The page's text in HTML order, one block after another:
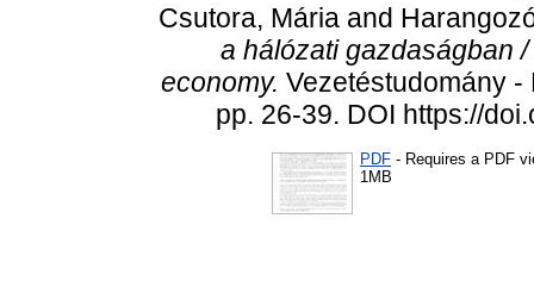
Csutora, Mária and
a hálózati gazdaságban
economy. Vezetéstudomány -
pp. 26-39. DOI https://
PDF - Requires a PDF
1MB